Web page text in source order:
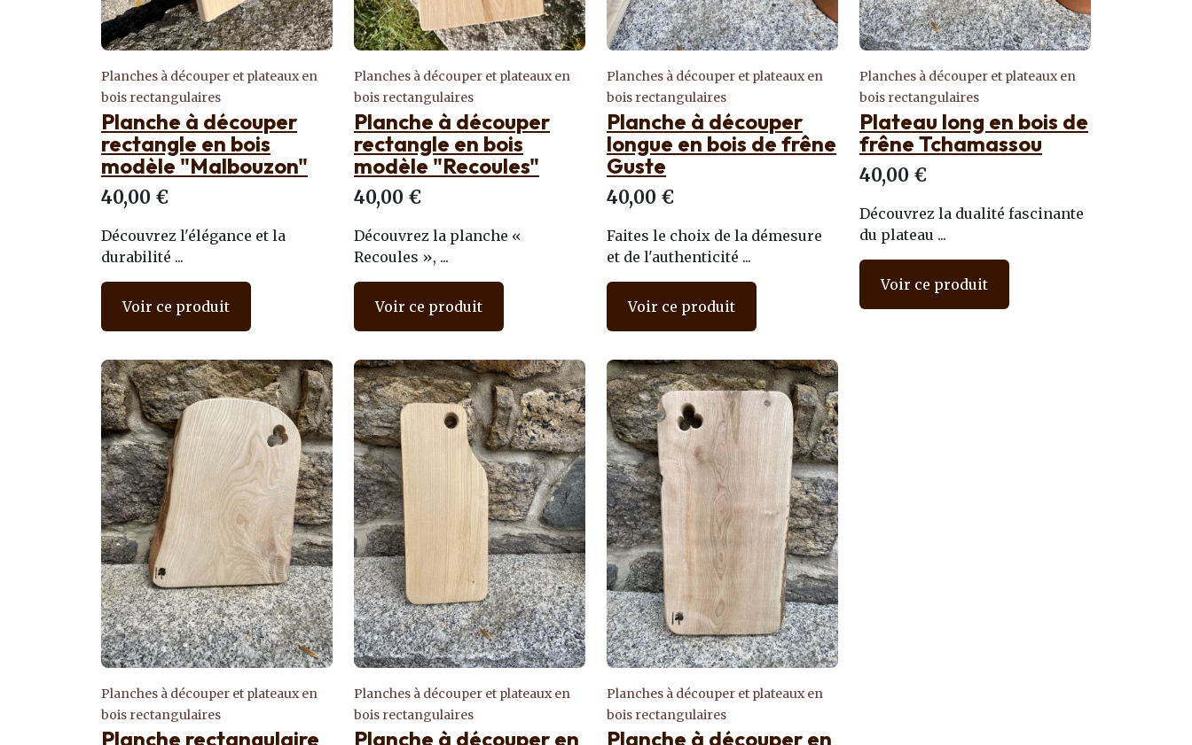
Planches à découper et plateaux en
bois rectangulaires
Planche à découper
rectangle en bois
modèle "Malbouzon"
40,00 €
Découvrez l'élégance et la
durabilité ...
Voir ce produit
Planches à découper et plateaux en
bois rectangulaires
Planche à découper
rectangle en bois
modèle "Recoules"
40,00 €
Découvrez la planche «
Recoules », ...
Voir ce produit
Planches à découper et plateaux en
bois rectangulaires
Planche à découper
longue en bois de frêne
Guste
40,00 €
Faites le choix de la démesure
et de l'authenticité ...
Voir ce produit
Planches à découper et plateaux en
bois rectangulaires
Plateau long en bois de
frêne Tchamassou
40,00 €
Découvrez la dualité fascinante
du plateau ...
Voir ce produit
Planches à découper et plateaux en
bois rectangulaires
Planche rectangulaire
Planches à découper et plateaux en
bois rectangulaires
Planche à découper en
Planches à découper et plateaux en
bois rectangulaires
Planche à découper en